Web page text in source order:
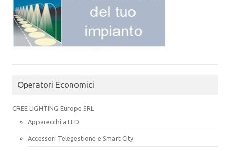
Operatori Economici
CREE LIGHTING Europe SRL
Apparecchi a LED
Accessori Telegestione e Smart City